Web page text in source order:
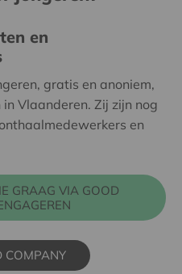
en
gratis en anoniem,
in Vlaanderen. Zij zijn nog
en
GRAAG VIA GOOD
COMPANY